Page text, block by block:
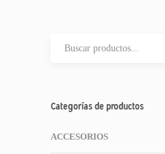
Categorías de productos
ACCESORIOS